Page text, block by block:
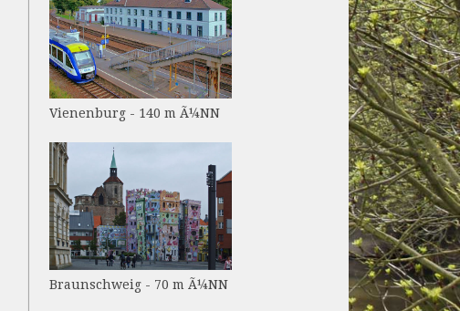
Vienenburg - 140 m Ã¼NN
Braunschweig - 70 m Ã¼NN